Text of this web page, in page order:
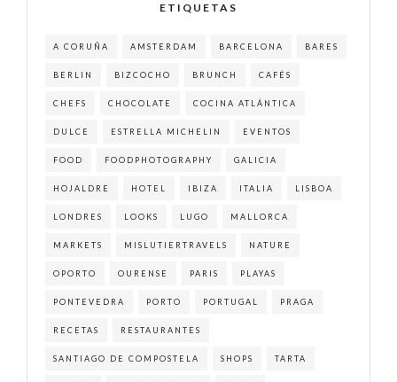
ETIQUETAS
A CORUÑA AMSTERDAM BARCELONA BARES
BERLIN BIZCOCHO BRUNCH CAFÉS
CHEFS CHOCOLATE COCINA ATLÁNTICA
DULCE ESTRELLA MICHELIN EVENTOS
FOOD FOODPHOTOGRAPHY GALICIA
HOJALDRE HOTEL IBIZA ITALIA LISBOA
LONDRES LOOKS LUGO MALLORCA
MARKETS MISLUTIERTRAVELS NATURE
OPORTO OURENSE PARIS PLAYAS
PONTEVEDRA PORTO PORTUGAL PRAGA
RECETAS RESTAURANTES
SANTIAGO DE COMPOSTELA SHOPS TARTA